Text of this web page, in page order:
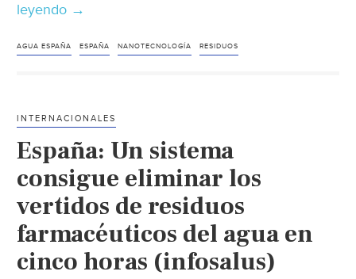
leyendo Investigadoras
desarrollan
eliminar
residuos
de
paracetamol
del
agua
(iagua)
→
AGUA ESPAÑA ESPAÑA NANOTECNOLOGÍA RESIDUOS
INTERNACIONALES
España: Un sistema
consigue eliminar los
vertidos de residuos
farmacéuticos del agua en
cinco horas (infosalus)